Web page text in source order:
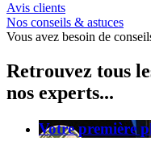
Avis clients
Nos conseils & astuces
Vous avez besoin de
Retrouvez tous
nos experts...
Votre première